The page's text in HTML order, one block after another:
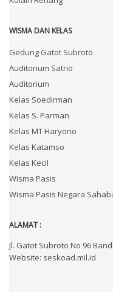
WISMA DAN KELAS
Gedung Gatot Subroto
Auditorium Satrio
Auditorium
Kelas Soedirman
Kelas S. Parman
Kelas MT Haryono
Kelas Katamso
Kelas Kecil
Wisma Pasis
Wisma Pasis Negara
ALAMAT :
Jl. Gatot Subroto No 96
Website: seskoad.mil.id